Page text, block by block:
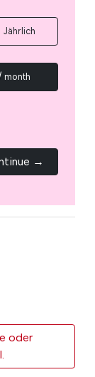
Jährlich
month
→
oder